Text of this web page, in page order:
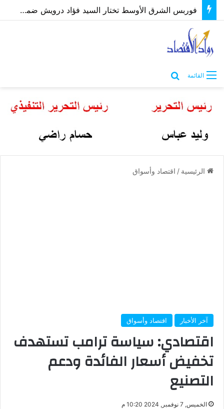
فوربس الشرق الأوسط تختار السيد فؤاد درويش ضمن أقوى الرؤساء التنفيذيين 2026
القائمة
الرئيسية / اقتصاد وأسواق
آخر الأخبار اقتصاد وأسواق
اقتصادي: سياسة ترامب تستهدف
تخفيض أسعار الفائدة ودعم
التصنيع
الخميس, 7 نوفمبر, 2024 10:20 م